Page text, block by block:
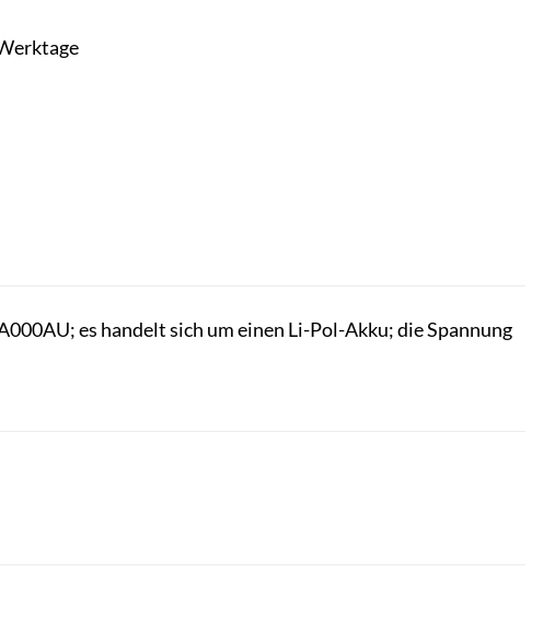
es handelt sich um einen Li-Pol-Akku; die Spannung